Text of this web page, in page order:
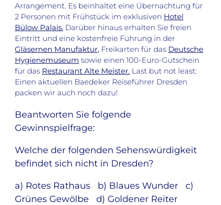
Arrangement. Es beinhaltet eine Übernachtung für
2 Personen mit Frühstück im exklusiven Hotel
Bülow Palais. Darüber hinaus erhalten Sie freien
Eintritt und eine kostenfreie Führung in der
Gläsernen Manufaktur, Freikarten für das Deutsche
Hygienemuseum sowie einen 100-Euro-Gutschein
für das Restaurant Alte Meister. Last but not least:
Einen aktuellen Baedeker Reiseführer Dresden
packen wir auch noch dazu!
Beantworten Sie folgende
Gewinnspielfrage:
Welche der folgenden Sehenswürdigkeit
befindet sich nicht in Dresden?
a) Rotes Rathaus b) Blaues Wunder c)
Grünes Gewölbe d) Goldener Reiter